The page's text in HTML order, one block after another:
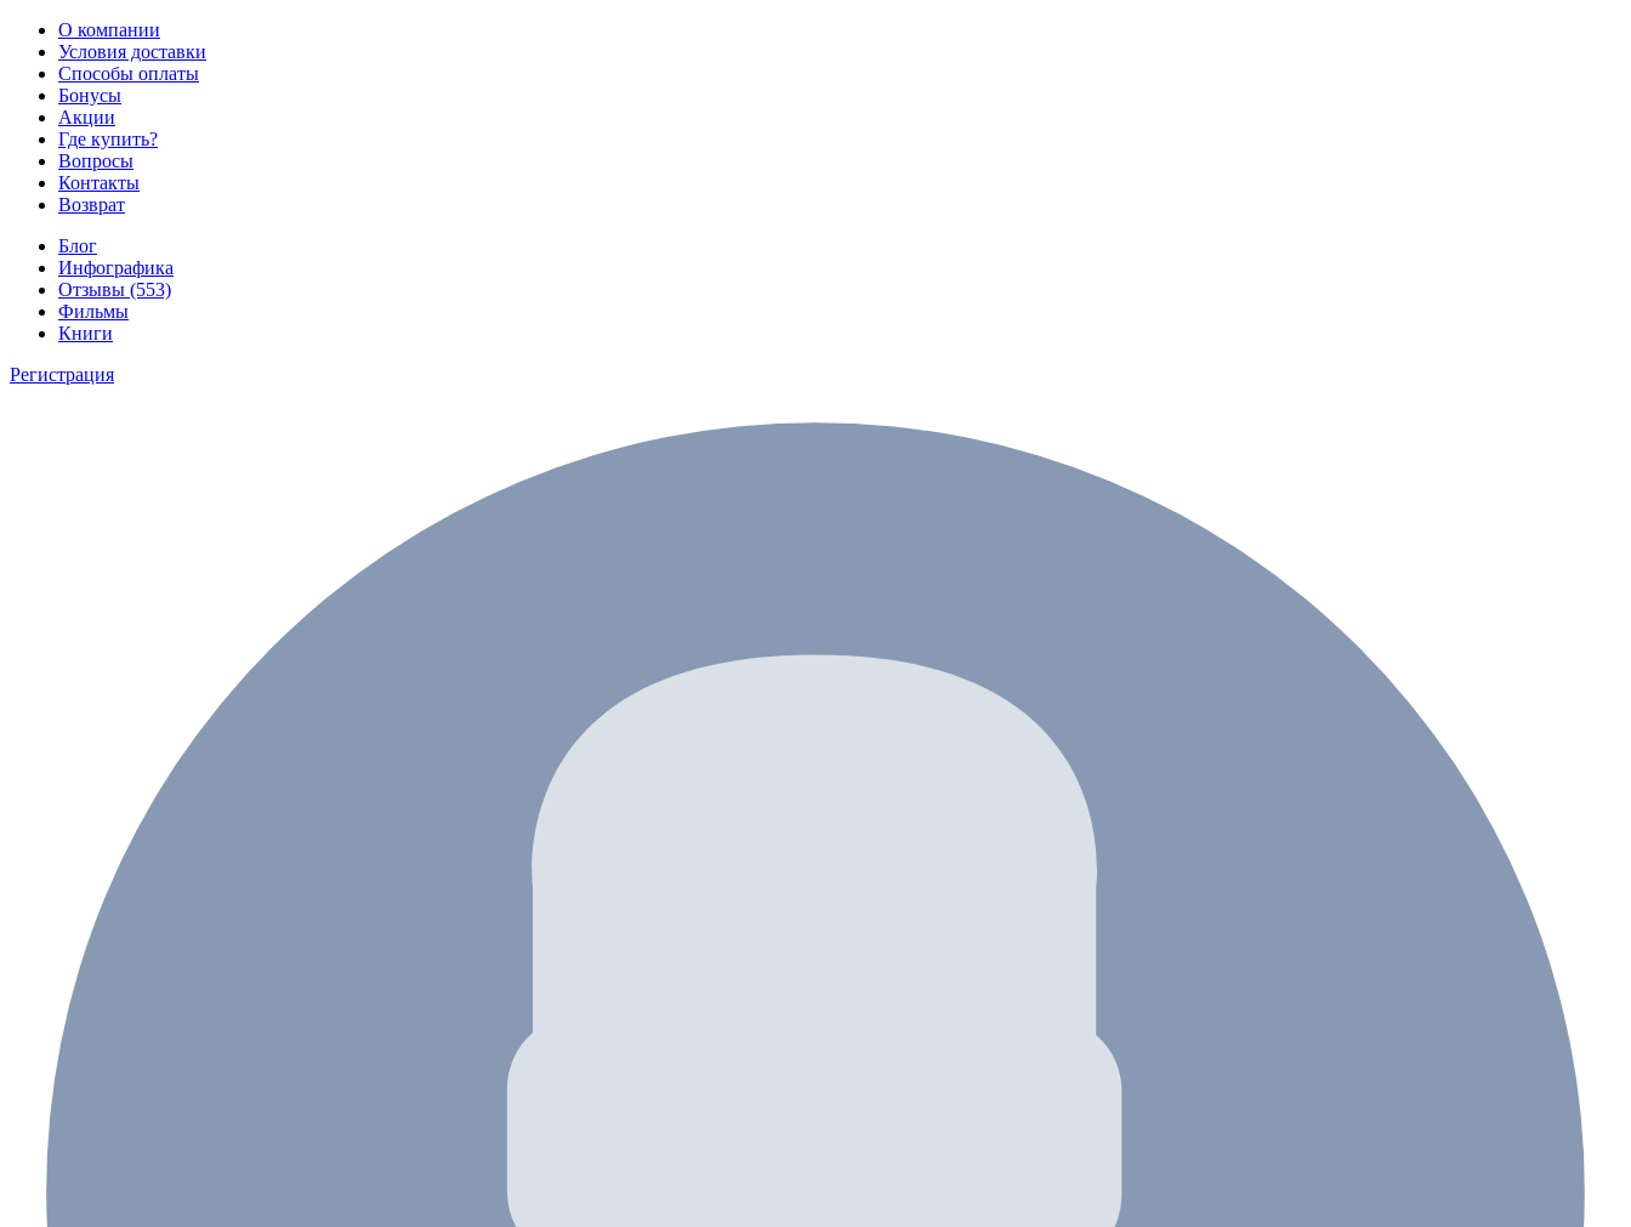
О компании
Условия доставки
Способы оплаты
Бонусы
Акции
Где купить?
Вопросы
Контакты
Возврат
Блог
Инфографика
Отзывы (553)
Фильмы
Книги
Регистрация